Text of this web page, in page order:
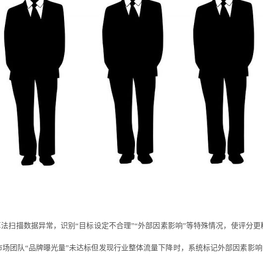
描数据异常，识别“目标设定不合理”“外部因素影响”等特殊情况，使评分更
团队“品牌曝光量”未达标但发现行业整体流量下降时，系统标记外部因素影